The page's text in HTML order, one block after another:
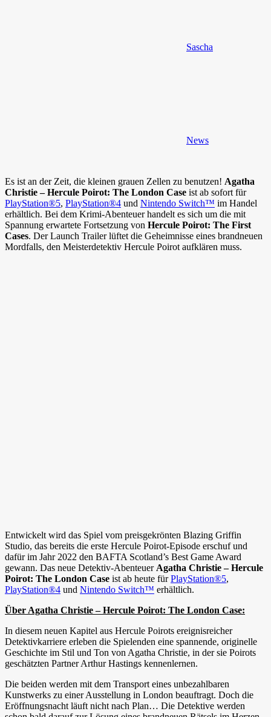
Sascha
News
Es ist an der Zeit, die kleinen grauen Zellen zu benutzen! Agatha
Christie – Hercule Poirot: The London Case ist ab sofort für
PlayStation®5, PlayStation®4 und Nintendo Switch™ im Handel
erhältlich. Bei dem Krimi-Abenteuer handelt es sich um die mit
Spannung erwartete Fortsetzung von Hercule Poirot: The First
Cases. Der Launch Trailer lüftet die Geheimnisse eines brandneuen
Mordfalls, den Meisterdetektiv Hercule Poirot aufklären muss.
Entwickelt wird das Spiel vom preisgekrönten Blazing Griffin
Studio, das bereits die erste Hercule Poirot-Episode erschuf und
dafür im Jahr 2022 den BAFTA Scotland’s Best Game Award
gewann. Das neue Detektiv-AbenteuerAgatha Christie – Hercule
Poirot: The London Case ist ab heute fürPlayStation®5,
PlayStation®4 und Nintendo Switch™ erhältlich.
Über Agatha Christie – Hercule Poirot: The London Case:
In diesem neuen Kapitel aus Hercule Poirots ereignisreicher
Detektivkarriere erleben die Spielenden eine spannende, originelle
Geschichte im Stil und Ton von Agatha Christie, in der sie Poirots
geschätzten Partner Arthur Hastings kennenlernen.
Die beiden werden mit dem Transport eines unbezahlbaren
Kunstwerks zu einer Ausstellung in London beauftragt. Doch die
Eröffnungsnacht läuft nicht nach Plan… Die Detektive werden